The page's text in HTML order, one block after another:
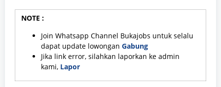
NOTE :
Join Whatsapp Channel Bukajobs untuk selalu
dapat update lowongan Gabung
Jika link error, silahkan laporkan ke admin
kami, Lapor